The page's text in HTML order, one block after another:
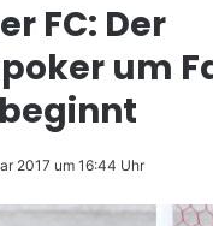
FC: Der
um
2017 um 16:44 Uhr